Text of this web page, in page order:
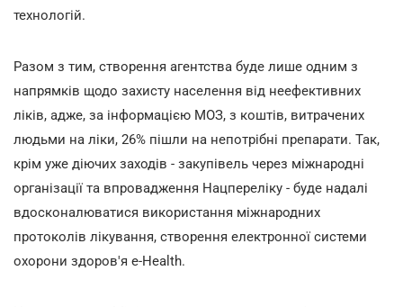
технологій.
Разом з тим, створення агентства буде лише одним з
напрямків щодо захисту населення від неефективних
ліків, адже, за інформацією МОЗ, з коштів, витрачених
людьми на ліки, 26% пішли на непотрібні препарати. Так,
крім уже діючих заходів - закупівель через міжнародні
організації та впровадження Нацпереліку - буде надалі
вдосконалюватися використання міжнародних
протоколів лікування, створення електронної системи
охорони здоров'я e-Health.